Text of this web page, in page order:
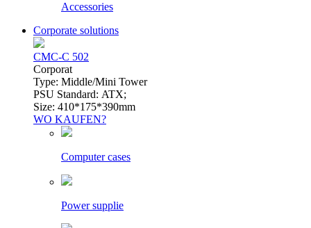
Accessories
Corporate solutions
CMC-C 502
Сorporat
Type: Middle/Mini Tower
PSU Standard: ATX;
Size: 410*175*390mm
WO KAUFEN?
Computer cases
Power supplie